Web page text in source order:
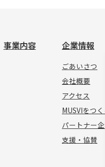
事業内容 企業情報
ごあいさつ
会社概要
アクセス
MUSVIをつ
パートナー企
支援・協賛